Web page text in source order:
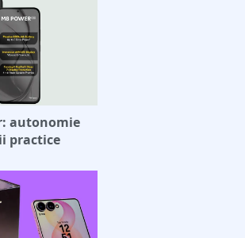
autonomie
practice